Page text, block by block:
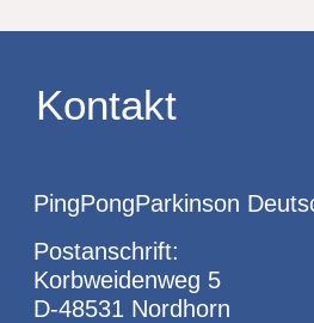
Kontakt
PingPongParkinson
Postanschrift:
Korbweidenweg 5
D-48531 Nordhorn